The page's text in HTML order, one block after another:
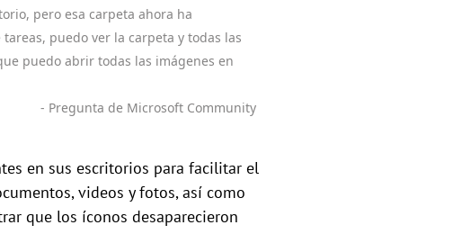
pero esa carpeta ahora ha
puedo ver la carpeta y todas las
puedo abrir todas las imágenes en
- Pregunta de Microsoft Community
en sus escritorios para facilitar el
videos y fotos, así como
que los íconos desaparecieron